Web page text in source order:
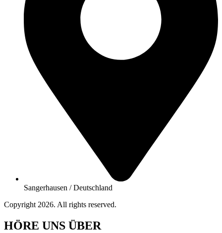
Sangerhausen / Deutschland
Copyright 2026. All rights reserved.
HÖRE UNS ÜBER